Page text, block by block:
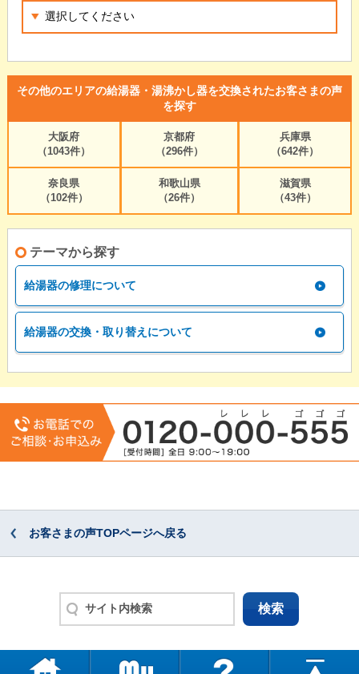
その他のエリアの給湯器・湯沸かし器を交換されたお客さまの声
を探す
大阪府
（1043件）
京都府
（296件）
兵庫県
（642件）
奈良県
（102件）
和歌山県
（26件）
滋賀県
（43件）
テーマから探す
給湯器の修理について
給湯器の交換・取り替えについて
お客さまの声TOPページへ戻る